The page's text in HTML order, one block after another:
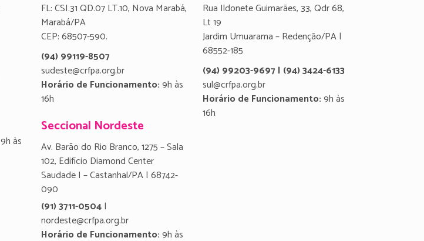
9h às
FL: CSI.31 QD.07 LT.10, Nova Marabá,
Marabá/PA
CEP: 68507-590.
(94) 99119-8507
sudeste@crfpa.org.br
Horário de Funcionamento:9h às
16h
Seccional Nordeste
Av. Barão do Rio Branco, 1275 – Sala
102, Edifício Diamond Center
Saudade I – Castanhal/PA | 68742-
090
(91) 3711-0504|
nordeste@crfpa.org.br
Horário de Funcionamento:9h às
Rua Ildonete Guimarães, 33, Qdr 68,
Lt 19
Jardim Umuarama – Redenção/PA |
68552-185
(94) 99203-9697 | (94) 3424-6133
sul@crfpa.org.br
Horário de Funcionamento:9h às
16h